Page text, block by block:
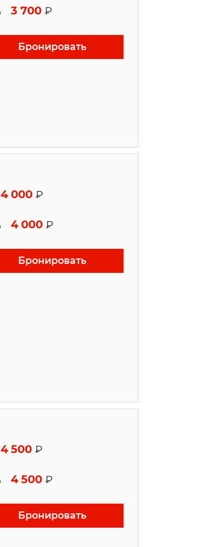
3 700 ₽
Бронировать
4 000 ₽
4 000 ₽
Бронировать
4 500 ₽
4 500 ₽
Бронировать